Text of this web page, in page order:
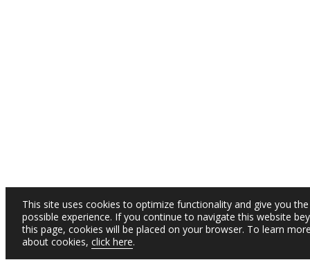
This site uses cookies to optimize functionality and give you
possible experience. If you continue to navigate this website
this page, cookies will be placed on your browser. To learn
about cookies, click here.